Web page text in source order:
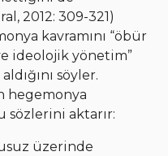
2012: 309-321)
kavramını “öbür
ideolojik yönetim”
söyler.
hegemonya
sözlerini aktarır:
üzerinde